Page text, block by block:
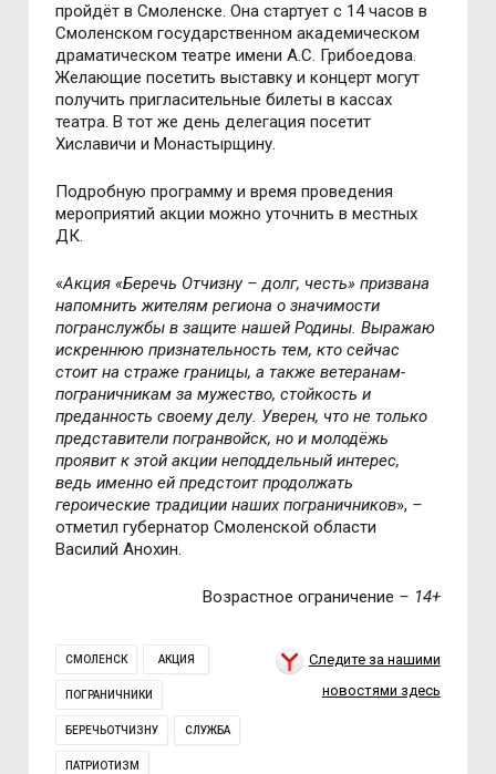
пройдёт в Смоленске. Она стартует с 14 часов в
Смоленском государственном академическом
драматическом театре имени А.С. Грибоедова.
Желающие посетить выставку и концерт могут
получить пригласительные билеты в кассах
театра. В тот же день делегация посетит
Хиславичи и Монастырщину.
Подробную программу и время проведения
мероприятий акции можно уточнить в местных
ДК.
«Акция «Беречь Отчизну – долг, честь» призвана
напомнить жителям региона о значимости
погранслужбы в защите нашей Родины. Выражаю
искреннюю признательность тем, кто сейчас
стоит на страже границы, а также ветеранам-
пограничникам за мужество, стойкость и
преданность своему делу. Уверен, что не только
представители погранвойск, но и молодёжь
проявит к этой акции неподдельный интерес,
ведь именно ей предстоит продолжать
героические традиции наших пограничников», –
отметил губернатор Смоленской области
Василий Анохин.
Возрастное ограничение – 14+
СМОЛЕНСК АКЦИЯ
ПОГРАНИЧНИКИ
БЕРЕЧЬОТЧИЗНУ СЛУЖБА
ПАТРИОТИЗМ
Следите за нашими
новостями здесь